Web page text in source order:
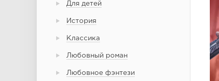
Для детей
История
Классика
Любовный роман
Любовное фэнтези